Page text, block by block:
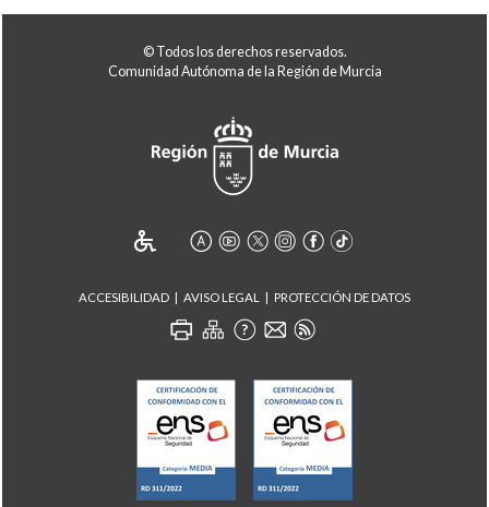
© Todos los derechos reservados.
Comunidad Autónoma de la Región de Murcia
ACCESIBILIDAD AVISO LEGAL PROTECCIÓN DE DATOS